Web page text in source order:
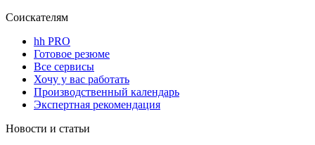
Соискателям
hh PRO
Готовое резюме
Все сервисы
Хочу у вас работать
Производственный календарь
Экспертная рекомендация
Новости и статьи